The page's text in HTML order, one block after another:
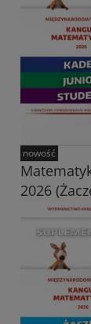
2026
nowość